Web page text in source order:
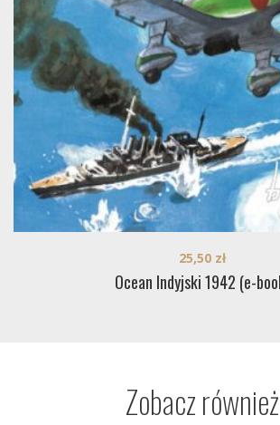
Ocean Indyjski 1942 (e-
25,50 zł
Zobacz również